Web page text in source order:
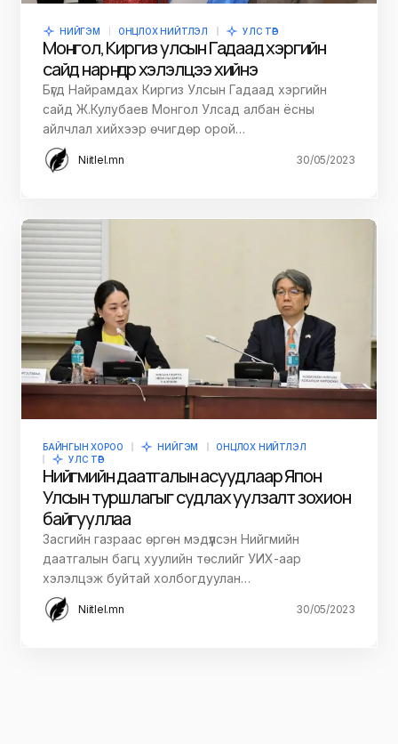
НИЙГЭМ ОНЦЛОХ НИЙТЛЭЛ УЛС ТӨР
Монгол, Киргиз улсын Гадаад хэргийн
сайд нар өнөөдөр хэлэлцээ хийнэ
Бүгд Найрамдах Киргиз Улсын Гадаад хэргийн
сайд Ж.Кулубаев Монгол Улсад албан ёсны
айлчлал хийхээр өчигдөр орой…
Niitlel.mn 30/05/2023
БАЙНГЫН ХОРОО НИЙГЭМ
ОНЦЛОХ НИЙТЛЭЛ
УЛС ТӨР
Нийгмийн даатгалын асуудлаар Япон
Улсын туршлагыг судлах уулзалт зохион
байгууллаа
Засгийн газраас өргөн мэдүүлсэн Нийгмийн
даатгалын багц хуулийн төслийг УИХ-аар
хэлэлцэж буйтай холбогдуулан…
Niitlel.mn 30/05/2023